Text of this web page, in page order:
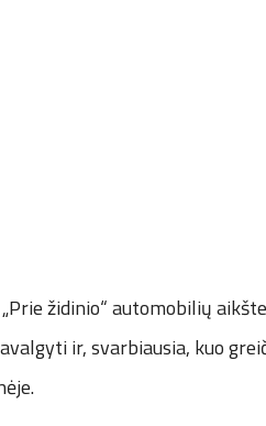
židinio“ automobilių
ir, svarbiausia, kuo